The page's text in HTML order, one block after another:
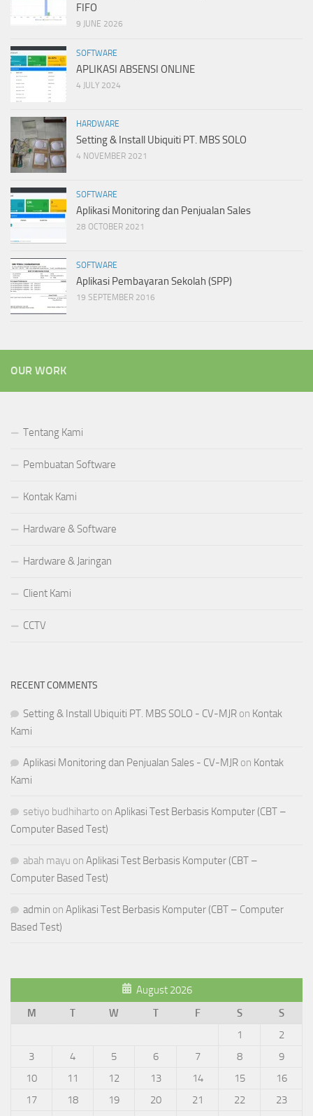
FIFO
9 JUNE 2026
SOFTWARE
APLIKASI ABSENSI ONLINE
4 JULY 2024
HARDWARE
Setting & Install Ubiquiti PT. MBS SOLO
4 NOVEMBER 2021
SOFTWARE
Aplikasi Monitoring dan Penjualan Sales
28 OCTOBER 2021
SOFTWARE
Aplikasi Pembayaran Sekolah (SPP)
19 SEPTEMBER 2016
OUR WORK
Tentang Kami
Pembuatan Software
Kontak Kami
Hardware & Software
Hardware & Jaringan
Client Kami
CCTV
RECENT COMMENTS
Setting & Install Ubiquiti PT. MBS SOLO - CV-MJR on Kontak
Kami
Aplikasi Monitoring dan Penjualan Sales - CV-MJR on Kontak
Kami
setiyo budhiharto on Aplikasi Test Berbasis Komputer (CBT –
Computer Based Test)
abah mayu on Aplikasi Test Berbasis Komputer (CBT –
Computer Based Test)
admin on Aplikasi Test Berbasis Komputer (CBT – Computer
Based Test)
August 2026
M
T W T F S
S
1
2
3
4 5 6 7 8
9
10
11 12 13 14 15
16
17
18 19 20 21 22
23